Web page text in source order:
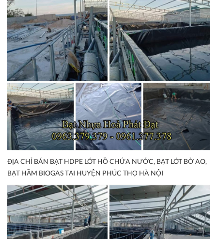
ĐỊA CHỈ BÁN BẠT HDPE LÓT HỒ CHỨA NƯỚC, BẠT LÓT BỜ AO,
BẠT HẦM BIOGAS TẠI HUYỆN PHÚC THỌ HÀ NỘI